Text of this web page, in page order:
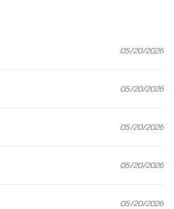
05/20/2026
05/20/2026
05/20/2026
05/20/2026
05/20/2026